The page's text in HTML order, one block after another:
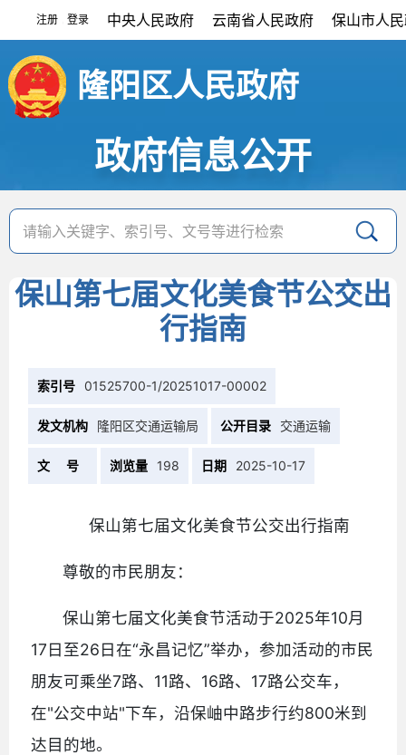
注册 登录 中央人民政府 云南省人民政府 保山市人
隆阳区人民政府
政府信息公开
保山第七届文化美食节公交出
行指南
索引号 01525700-1/20251017-00002
发文机构 隆阳区交通运输局 公开目录 交通运输
文 号 浏览量 198 日期 2025-10-17
保山第七届文化美食节公交出行指南
尊敬的市民朋友：
保山第七届文化美食节活动于2025年10月
17日至26日在“永昌记忆”举办，参加活动的市民
朋友可乘坐7路、11路、16路、17路公交车，
在"公交中站"下车，沿保岫中路步行约800米到
达目的地。